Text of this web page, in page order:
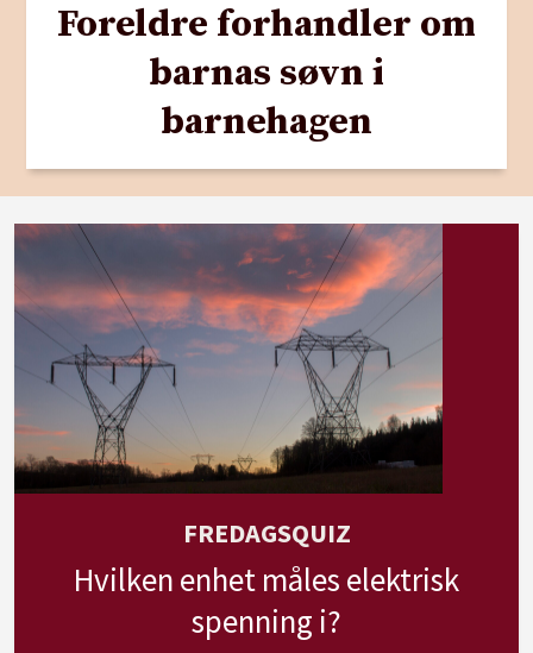
Foreldre forhandler om
barnas søvn i
barnehagen
FREDAGSQUIZ
Hvilken enhet måles elektrisk
spenning i?